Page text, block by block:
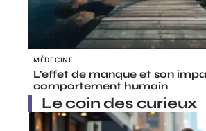
MÉDECINE
L’effet de manque et son
comportement humain
Le coin des curieux